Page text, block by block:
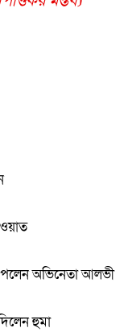
পেলেন অভিনেতা আলভী
হুমা